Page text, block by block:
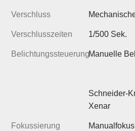
Verschluss
Verschlusszeiten 1/500 Sek.
BelichtungssteuerungManuelle
Schneider-
Xenar
Fokussierung Manualfokus